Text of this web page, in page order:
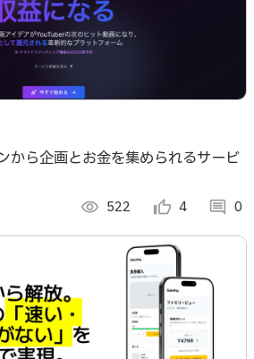
から​企画とお金を​集められる​サービ
visibility 522 thumb_up_alt 4 comment 0